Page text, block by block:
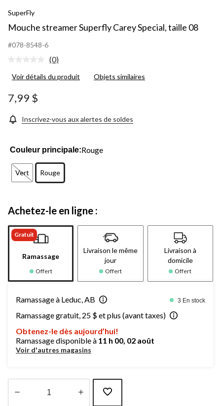
SuperFly
Mouche streamer Superfly Carey Special, taille 08
#078-8548-6
Aucune
pour
la
même
(0)
Voir détails du produit Objets similaires
7,99 $
Inscrivez-vous aux alertes de soldes
Couleur principale:Rouge
Vert Rouge
Achetez-le en ligne :
Gratuit
Ramassage
Offert
Livraison le même
jour
Offert
Livraison à
domicile
Offert
Ramassage à Leduc, AB 3 En stock
Ramassage gratuit, 25 $ et plus (avant taxes)
Obtenez-le dès aujourd’hui!
Ramassage disponible à 11 h 00, 02 août
Voir d'autres magasins